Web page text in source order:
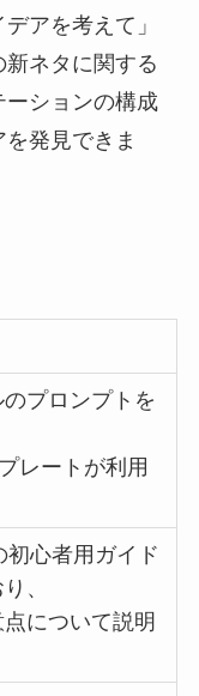
アを考えて」
ネタに関する
ーションの構成
発見できま
プロンプトを
レートが利用
初心者用ガイド
、
について説明